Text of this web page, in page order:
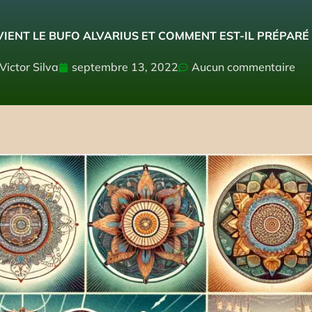
LE BUFO ALVARIUS ET COMMENT EST-IL PRÉPARÉ
Victor Silva septembre 13, 2022 Aucun commentaire